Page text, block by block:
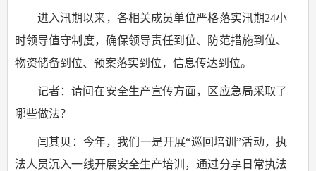
进入汛期以来，各相关成员单位严格落实汛期24小
时领导值守制度，确保领导责任到位、防范措施到位、
物资储备到位、预案落实到位，信息传达到位。
记者：请问在安全生产宣传方面，区应急局采取了
哪些做法？
闫其贝：今年，我们一是开展“巡回培训”活动，执
法人员沉入一线开展安全生产培训，通过分享日常执法